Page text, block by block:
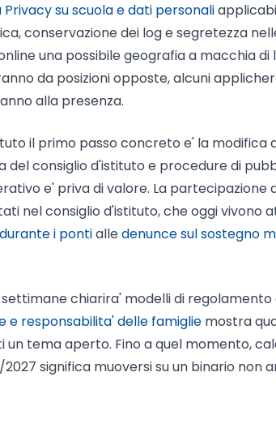
su scuola e dati personali
conservazione dei log e segretezza
una possibile geografia a macchia di
da posizioni opposte, alcuni
alla presenza.
il primo passo concreto e' la modifica
consiglio d'istituto e procedure di
e' priva di valore. La partecipazione
nel consiglio d'istituto, che oggi vivono
i pontialledenunce sul sostegno
chiarira' modelli di regolamento
e responsabilita' delle famiglie mostra
tema aperto. Fino a quel momento,
significa muoversi su un binario non